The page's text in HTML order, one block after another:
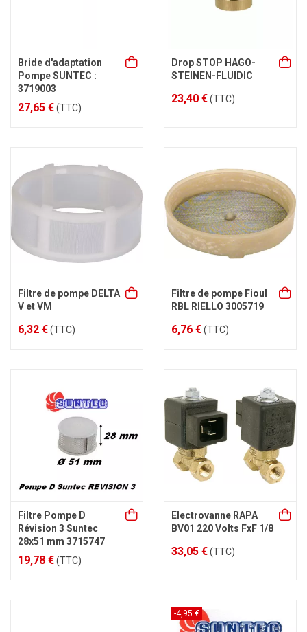
Bride d'adaptation
Pompe SUNTEC :
3719003
27,65 €(TTC)
Drop STOP HAGO-
STEINEN-FLUIDIC
23,40 €(TTC)
Filtre de pompe DELTA
V et VM
6,32 €(TTC)
Filtre de pompe Fioul
RBL RIELLO 3005719
6,76 €(TTC)
Filtre Pompe D
Révision 3 Suntec
28x51 mm 3715747
19,78 €(TTC)
Electrovanne RAPA
BV01 220 Volts FxF 1/8
33,05 €(TTC)
-4,95 €